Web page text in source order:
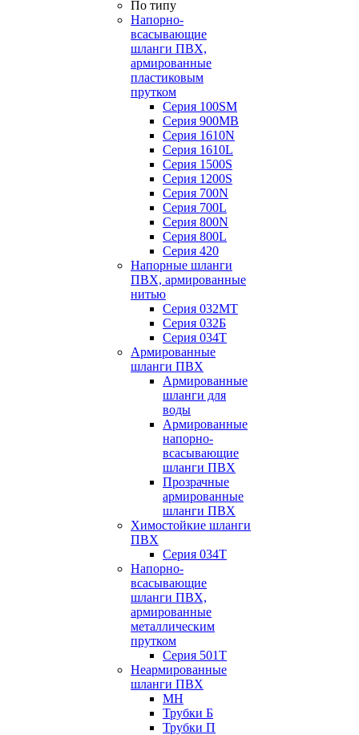
По типу
Напорно-
всасывающие
шланги ПВХ,
армированные
пластиковым
прутком
Серия 100SM
Серия 900MB
Серия 1610N
Серия 1610L
Серия 1500S
Серия 1200S
Серия 700N
Серия 700L
Серия 800N
Серия 800L
Серия 420
Напорные шланги
ПВХ, армированные
нитью
Серия 032МТ
Серия 032Б
Серия 034Т
Армированные
шланги ПВХ
Армированные
шланги для
воды
Армированные
напорно-
всасывающие
шланги ПВХ
Прозрачные
армированные
шланги ПВХ
Химостойкие шланги
ПВХ
Серия 034Т
Напорно-
всасывающие
шланги ПВХ,
армированные
металлическим
прутком
Серия 501T
Неармированные
шланги ПВХ
МН
Трубки Б
Трубки П